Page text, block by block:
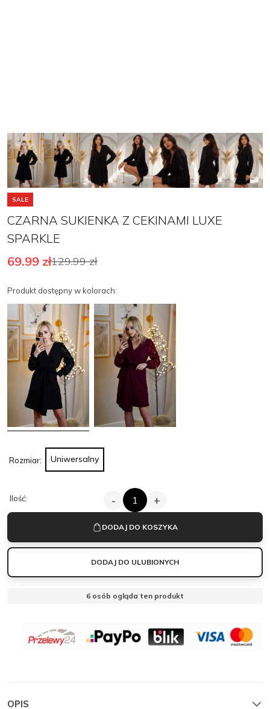
SALE
CZARNA SUKIENKA Z CEKINAMI LUXE
SPARKLE
69.99 zł129.99zł
Produkt dostępny w kolorach:
Rozmiar: Uniwersalny
Ilość: -
ILOŚĆ
CZARNA
SUKIENKA
Z
LUXE
+
DODAJ DO KOSZYKA
DODAJ DO ULUBIONYCH
6 osób ogląda ten produkt
OPIS